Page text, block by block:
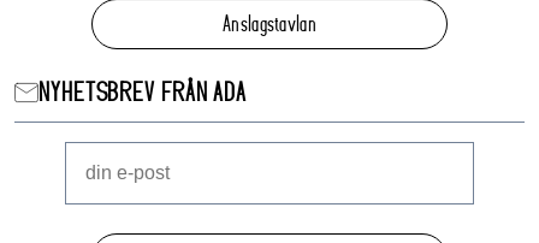
Anslagstavlan
NYHETSBREV FRÅN ADA